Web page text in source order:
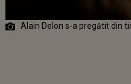
Alain Delon s-a pregătit din